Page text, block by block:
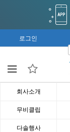
로그인
회사소개
무비클립
다솔행사